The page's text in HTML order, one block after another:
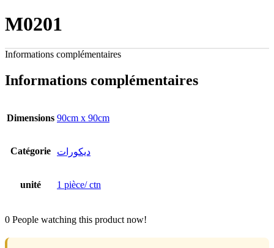
M0201
Informations complémentaires
Informations complémentaires
Dimensions 90cm x 90cm
Catégorie ديكورات
unité 1 pièce/ ctn
0 People watching this product now!